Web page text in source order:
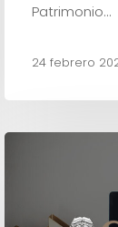
Patrimonio…
24 febrero